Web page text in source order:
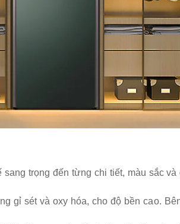
trọng đến từng chi tiết, màu sắc
gỉ sét và oxy hóa, cho độ bền cao.